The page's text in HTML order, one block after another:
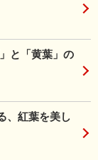
と「黄葉」の
、紅葉を美し